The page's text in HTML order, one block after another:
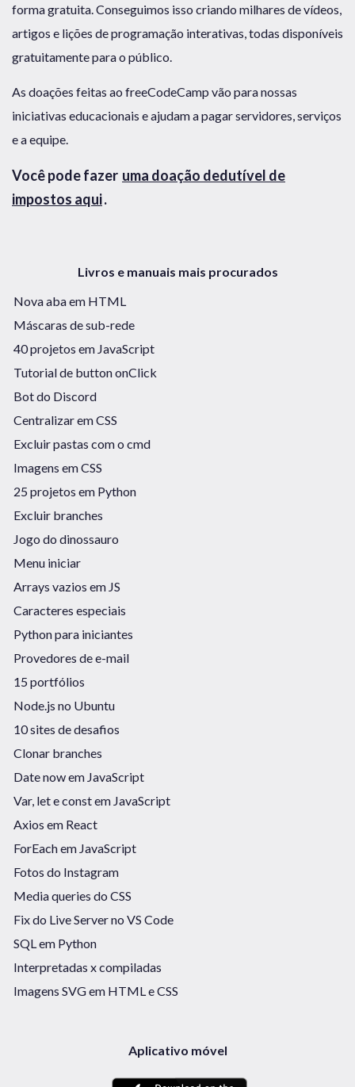
forma gratuita. Conseguimos isso criando milhares de vídeos,
artigos e lições de programação interativas, todas disponíveis
gratuitamente para o público.
As doações feitas ao freeCodeCamp vão para nossas
iniciativas educacionais e ajudam a pagar servidores, serviços
e a equipe.
Você pode fazer uma doação dedutível de
impostos aqui.
Livros e manuais mais procurados
Nova aba em HTML
Máscaras de sub-rede
40 projetos em JavaScript
Tutorial de button onClick
Bot do Discord
Centralizar em CSS
Excluir pastas com o cmd
Imagens em CSS
25 projetos em Python
Excluir branches
Jogo do dinossauro
Menu iniciar
Arrays vazios em JS
Caracteres especiais
Python para iniciantes
Provedores de e-mail
15 portfólios
Node.js no Ubuntu
10 sites de desafios
Clonar branches
Date now em JavaScript
Var, let e const em JavaScript
Axios em React
ForEach em JavaScript
Fotos do Instagram
Media queries do CSS
Fix do Live Server no VS Code
SQL em Python
Interpretadas x compiladas
Imagens SVG em HTML e CSS
Aplicativo móvel